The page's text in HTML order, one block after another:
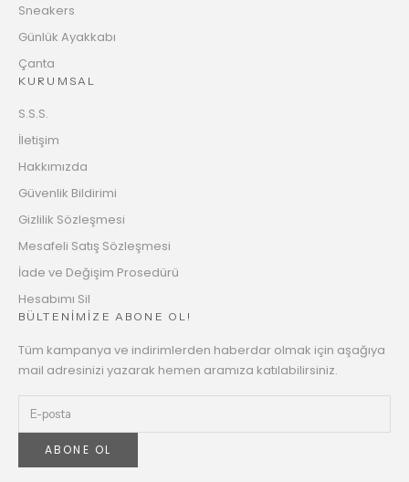
Sneakers
Günlük Ayakkabı
Çanta
KURUMSAL
S.S.S.
İletişim
Hakkımızda
Güvenlik Bildirimi
Gizlilik Sözleşmesi
Mesafeli Satış Sözleşmesi
İade ve Değişim Prosedürü
Hesabımı Sil
BÜLTENİMİZE ABONE OL!
Tüm kampanya ve indirimlerden haberdar olmak için aşağıya
mail adresinizi yazarak hemen aramıza katılabilirsiniz.
ABONE OL